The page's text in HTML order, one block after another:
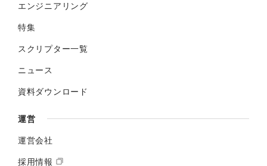
エンジニアリング
特集
スクリプター一覧
ニュース
資料ダウンロード
運営
運営会社
採用情報